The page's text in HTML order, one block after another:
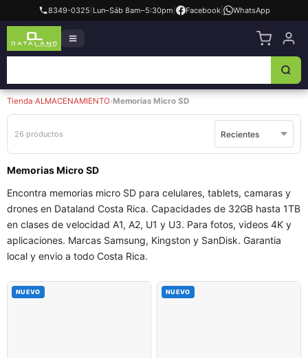
8349-0325 Lun–Sáb 8am–5:30pm Facebook| WhatsApp
Tienda›ALMACENAMIENTO›Memorias Micro SD
26 productos
Memorias Micro SD
Encontra memorias micro SD para celulares, tablets, camaras y
drones en Dataland Costa Rica. Capacidades de 32GB hasta 1TB
en clases de velocidad A1, A2, U1 y U3. Para fotos, videos 4K y
aplicaciones. Marcas Samsung, Kingston y SanDisk. Garantia
local y envio a todo Costa Rica.
NUEVO NUEVO